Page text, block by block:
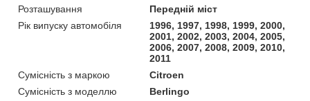
Розташування
Передній міст
Рік випуску автомобіля
1996, 1997, 1998, 1999, 2000,
2001, 2002, 2003, 2004, 2005,
2006, 2007, 2008, 2009, 2010,
2011
Сумісність з маркою
Citroen
Сумісність з моделлю
Berlingo